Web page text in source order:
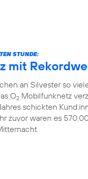
STUNDE:
mit
an Silvester so
O2 Mobilfunknetz
schickten
zuvor waren es